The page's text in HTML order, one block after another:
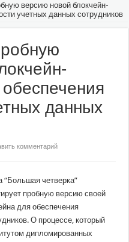
версию новой блокчейн-
учетных данных сотрудников
данных
комментарий
“Большая четверка”
пробную версию своей
для обеспечения
О процессе, который
дипломированных